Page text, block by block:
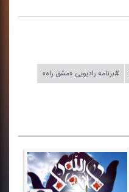
#برنامه رادیویی «مشق راه»